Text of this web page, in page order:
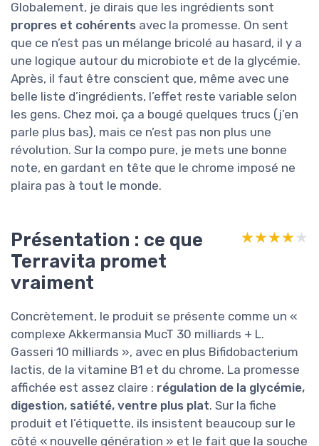
Globalement, je dirais que les ingrédients sont
propres et cohérents avec la promesse. On sent
que ce n’est pas un mélange bricolé au hasard, il y a
une logique autour du microbiote et de la glycémie.
Après, il faut être conscient que, même avec une
belle liste d’ingrédients, l’effet reste variable selon
les gens. Chez moi, ça a bougé quelques trucs (j’en
parle plus bas), mais ce n’est pas non plus une
révolution. Sur la compo pure, je mets une bonne
note, en gardant en tête que le chrome imposé ne
plaira pas à tout le monde.
Présentation : ce que
Terravita promet
vraiment
★★★★★
★★★★★
Concrètement, le produit se présente comme un «
complexe Akkermansia MucT 30 milliards + L.
Gasseri 10 milliards », avec en plus Bifidobacterium
lactis, de la vitamine B1 et du chrome. La promesse
affichée est assez claire : régulation de la glycémie,
digestion, satiété, ventre plus plat. Sur la fiche
produit et l’étiquette, ils insistent beaucoup sur le
côté « nouvelle génération » et le fait que la souche